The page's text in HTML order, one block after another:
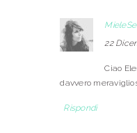
22
Ciao
davvero
Rispondi